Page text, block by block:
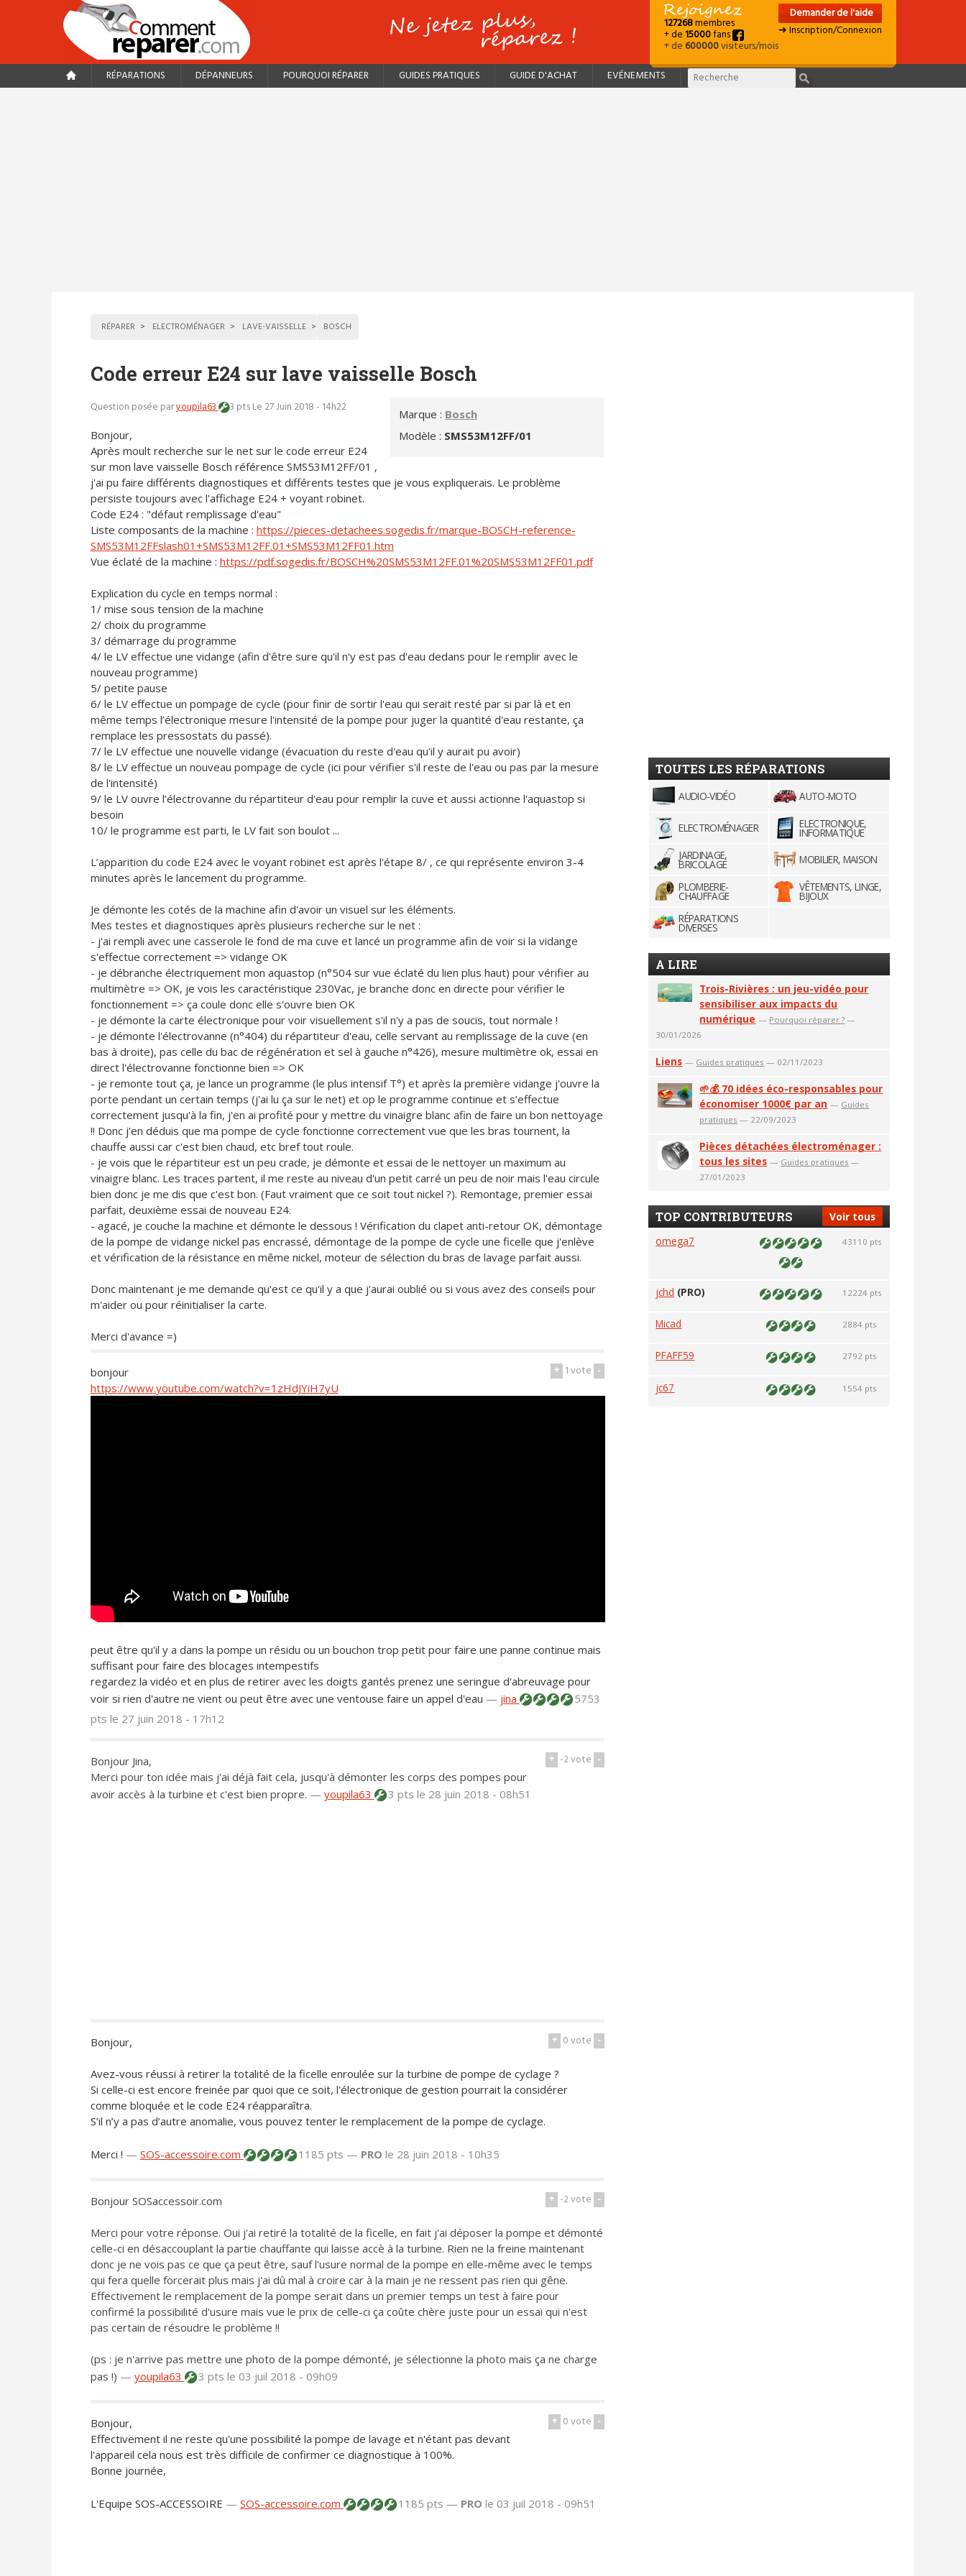
127268membres
+ de15000fans
+ de600000visiteurs/mois
Demander de l'aide
➜ Inscription/Connexion
RÉPARATIONS DÉPANNEURS POURQUOI RÉPARER GUIDES PRATIQUES GUIDE D'ACHAT EVÉNEMENTS
RÉPARER ELECTROMÉNAGER LAVE-VAISSELLE BOSCH
Code erreur E24 sur lave vaisselle Bosch
Marque : Bosch
Modèle : SMS53M12FF/01
Question posée paryoupila63 3 ptsLe 27 Juin 2018 - 14h22
Bonjour,
Après moult recherche sur le net sur le code erreur E24
sur mon lave vaisselle Bosch référence SMS53M12FF/01 ,
j'ai pu faire différents diagnostiques et différents testes que je vous expliquerais. Le problème
persiste toujours avec l'affichage E24 + voyant robinet.
Code E24 : "défaut remplissage d'eau"
Liste composants de la machine : https://pieces-detachees.sogedis.fr/marque-BOSCH-reference-
SMS53M12FFslash01+SMS53M12FF.01+SMS53M12FF01.htm
Vue éclaté de la machine : https://pdf.sogedis.fr/BOSCH%20SMS53M12FF.01%20SMS53M12FF01.pdf
Explication du cycle en temps normal :
1/ mise sous tension de la machine
2/ choix du programme
3/ démarrage du programme
4/ le LV effectue une vidange (afin d'être sure qu'il n'y est pas d'eau dedans pour le remplir avec le
nouveau programme)
5/ petite pause
6/ le LV effectue un pompage de cycle (pour finir de sortir l'eau qui serait resté par si par là et en
même temps l’électronique mesure l'intensité de la pompe pour juger la quantité d'eau restante, ça
remplace les pressostats du passé).
7/ le LV effectue une nouvelle vidange (évacuation du reste d'eau qu'il y aurait pu avoir)
8/ le LV effectue un nouveau pompage de cycle (ici pour vérifier s'il reste de l'eau ou pas par la mesure
de l'intensité)
9/ le LV ouvre l’électrovanne du répartiteur d'eau pour remplir la cuve et aussi actionne l'aquastop si
besoin
10/ le programme est parti, le LV fait son boulot ...
L’apparition du code E24 avec le voyant robinet est après l'étape 8/ , ce qui représente environ 3-4
minutes après le lancement du programme.
Je démonte les cotés de la machine afin d'avoir un visuel sur les éléments.
Mes testes et diagnostiques après plusieurs recherche sur le net :
- j'ai rempli avec une casserole le fond de ma cuve et lancé un programme afin de voir si la vidange
s'effectue correctement => vidange OK
- je débranche électriquement mon aquastop (n°504 sur vue éclaté du lien plus haut) pour vérifier au
multimètre => OK, je vois les caractéristique 230Vac, je branche donc en directe pour vérifier le
fonctionnement => ça coule donc elle s'ouvre bien OK
- je démonte la carte électronique pour voir visuellement s'il n'y a pas de soucis, tout normale !
- je démonte l'électrovanne (n°404) du répartiteur d'eau, celle servant au remplissage de la cuve (en
bas à droite), pas celle du bac de régénération et sel à gauche n°426), mesure multimètre ok, essai en
direct l'électrovanne fonctionne bien => OK
- je remonte tout ça, je lance un programme (le plus intensif T°) et après la première vidange j'ouvre la
porte pendant un certain temps (j'ai lu ça sur le net) et op le programme continue et s’effectue
correctement jusqu'à la fin, j'en ai profité pour y mettre du vinaigre blanc afin de faire un bon nettoyage
!! Donc j'en déduis que ma pompe de cycle fonctionne correctement vue que les bras tournent, la
chauffe aussi car c'est bien chaud, etc bref tout roule.
- je vois que le répartiteur est un peu crade, je démonte et essai de le nettoyer un maximum au
vinaigre blanc. Les traces partent, il me reste au niveau d'un petit carré un peu de noir mais l'eau circule
bien donc je me dis que c'est bon. (Faut vraiment que ce soit tout nickel ?). Remontage, premier essai
parfait, deuxième essai de nouveau E24.
- agacé, je couche la machine et démonte le dessous ! Vérification du clapet anti-retour OK, démontage
de la pompe de vidange nickel pas encrassé, démontage de la pompe de cycle une ficelle que j'enlève
et vérification de la résistance en même nickel, moteur de sélection du bras de lavage parfait aussi.
Donc maintenant je me demande qu'est ce qu'il y a que j'aurai oublié ou si vous avez des conseils pour
m'aider ou pour réinitialiser la carte.
Merci d'avance =)
+ 1vote -
bonjour
https://www.youtube.com/watch?v=1zHdJYiH7yU
peut être qu'il y a dans la pompe un résidu ou un bouchon trop petit pour faire une panne continue mais
suffisant pour faire des blocages intempestifs
regardez la vidéo et en plus de retirer avec les doigts gantés prenez une seringue d'abreuvage pour
voir si rien d'autre ne vient ou peut être avec une ventouse faire un appel d'eau — jina
5753
pts le 27 juin 2018 - 17h12
+ -2vote -
Bonjour Jina,
Merci pour ton idée mais j'ai déjà fait cela, jusqu'à démonter les corps des pompes pour
avoir accès à la turbine et c'est bien propre. — youpila63 3 pts le 28 juin 2018 - 08h51
+ 0vote -
Bonjour,
Avez-vous réussi à retirer la totalité de la ficelle enroulée sur la turbine de pompe de cyclage ?
Si celle-ci est encore freinée par quoi que ce soit, l'électronique de gestion pourrait la considérer
comme bloquée et le code E24 réapparaîtra.
S’il n’y a pas d’autre anomalie, vous pouvez tenter le remplacement de la pompe de cyclage.
Merci ! — SOS-accessoire.com 1185 pts — PRO le 28 juin 2018 - 10h35
+ -2vote -
Bonjour SOSaccessoir.com
Merci pour votre réponse. Oui j'ai retiré la totalité de la ficelle, en fait j'ai déposer la pompe et démonté
celle-ci en désaccouplant la partie chauffante qui laisse accè à la turbine. Rien ne la freine maintenant
donc je ne vois pas ce que ça peut être, sauf l'usure normal de la pompe en elle-même avec le temps
qui fera quelle forcerait plus mais j'ai dû mal à croire car à la main je ne ressent pas rien qui gêne.
Effectivement le remplacement de la pompe serait dans un premier temps un test à faire pour
confirmé la possibilité d'usure mais vue le prix de celle-ci ça coûte chère juste pour un essai qui n'est
pas certain de résoudre le problème !!
(ps : je n'arrive pas mettre une photo de la pompe démonté, je sélectionne la photo mais ça ne charge
pas !) — youpila63 3 pts le 03 juil 2018 - 09h09
+ 0vote -
Bonjour,
Effectivement il ne reste qu'une possibilité la pompe de lavage et n'étant pas devant
l'appareil cela nous est très difficile de confirmer ce diagnostique à 100%.
Bonne journée,
L'Equipe SOS-ACCESSOIRE — SOS-accessoire.com 1185 pts — PRO le 03 juil 2018 - 09h51
TOUTES LES RÉPARATIONS
AUDIO-VIDÉO AUTO-MOTO
ELECTROMÉNAGER ELECTRONIQUE,
INFORMATIQUE
JARDINAGE,
BRICOLAGE
MOBILIER, MAISON
PLOMBERIE-
CHAUFFAGE
VÊTEMENTS, LINGE,
BIJOUX
RÉPARATIONS
DIVERSES
A LIRE
Trois-Rivières : un jeu-vidéo pour
sensibiliser aux impacts du
numérique — Pourquoi réparer ? —
30/01/2026
Liens — Guides pratiques — 02/11/2023
🌱💰 70 idées éco-responsables pour
économiser 1000€ par an — Guides
pratiques — 22/09/2023
Pièces détachées électroménager :
tous les sites — Guides pratiques —
27/01/2023
Voir tous
TOP CONTRIBUTEURS
omega7 43110 pts
jchd (PRO) 12224 pts
Micad 2884 pts
PFAFF59 2792 pts
jc67 1554 pts